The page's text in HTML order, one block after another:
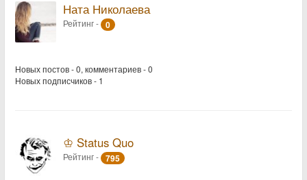
Ната Николаева
Рейтинг - 0
Новых постов - 0, комментариев - 0
Новых подписчиков - 1
♔ Status Quo
Рейтинг - 795